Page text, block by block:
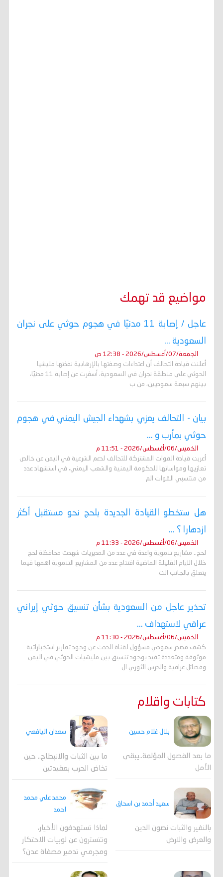
مواضيع قد تهمك
عاجل / إصابة 11 مدنيًا في هجوم حوثي على نجران
السعودية ...
الجمعة/07/أغسطس/2026 - 12:38 ص
أعلنت قيادة التحالف أن اعتداءات وصفتها بالإرهابية نفذتها مليشيا
الحوثي على منطقة نجران في السعودية، أسفرت عن إصابة 11 مدنيًا،
بينهم سبعة سعوديين، من ب
بيان - التحالف يعزي بشهداء الجيش اليمني في هجوم
حوثي بمأرب و ...
الخميس/06/أغسطس/2026 - 11:51 م
أعربت قيادة القوات المشتركة للتحالف لدعم الشرعية في اليمن عن خالص
تعازيها ومواساتها للحكومة اليمنية والشعب اليمني، في استشهاد عدد
من منتسبي القوات الم
هل ستخطو القيادة الجديدة بلحج نحو مستقبل أكثر
ازدهارا ؟ ...
الخميس/06/أغسطس/2026 - 11:33 م
لحج.. مشاريع تنموية واعدة في عدد من المديريات شهدت محافظة لحج
خلال الايام القليلة الماضية افتتاح عدد من المشاريع التنموية اهمها فيما
يتعلق بالجانب الت
تحذير عاجل من السعودية بشأن تنسيق حوثي إيراني
عراقي لاستهداف ...
الخميس/06/أغسطس/2026 - 11:30 م
كشف مصدر سعودي مسؤول لقناة الحدث عن وجود تقارير استخباراتية
موثوقة ومتعددة تفيد بوجود تنسيق بين مليشيات الحوثي في اليمن
وفصائل عراقية والحرس الثوري ال
كتابات واقلام
بلال غلام حسين
ما بعد الفصول المؤلمة..يبقى
الأمل
سعدان اليافعي
ما بين الثبات والانبطاح.. حين
تخاض الحرب بعقيدتين
سعيد أحمد بن اسحاق
بالنفير والثبات نصون الدين
والعرض والارض
محمد علي محمد
احمد
لماذا تستهدفون الأخيار،
وتتسترون عن لوبيات الاحتكار
ومجرمي تدمير مصفاة عدن؟